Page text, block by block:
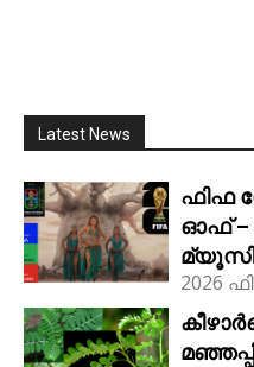
Latest News
ഫിഫ
ഓഫ് –
2026